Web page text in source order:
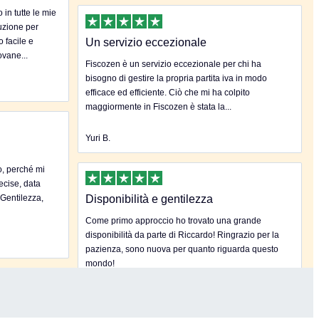
in tutte le mie
per
facile e
Un servizio eccezionale
Fiscozen è un servizio eccezionale per chi ha
bisogno di gestire la propria partita iva in modo
efficace ed efficiente. Ciò che mi ha colpito
maggiormente in Fiscozen è stata la...
Yuri B.
perché mi
data
Disponibilità e gentilezza
Come primo approccio ho trovato una grande
disponibilità da parte di Riccardo! Ringrazio per la
pazienza, sono nuova per quanto riguarda questo
mondo!